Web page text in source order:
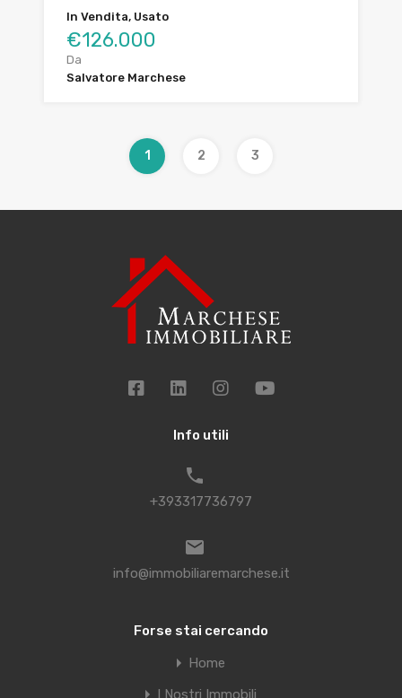
In Vendita, Usato
€126.000
Da
Salvatore Marchese
1 2 3
Info utili
+393317736797
info@immobiliaremarchese.it
Forse stai cercando
Home
I Nostri Immobili